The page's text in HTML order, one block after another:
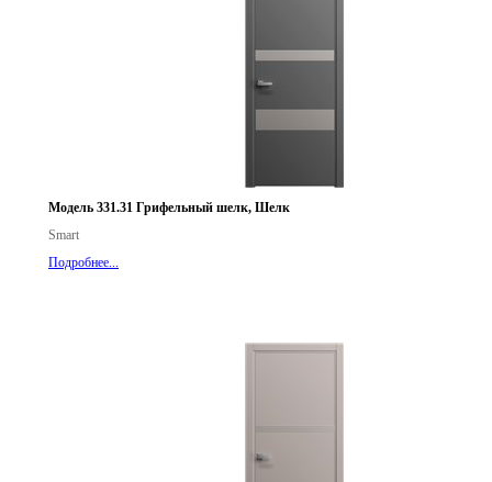
Модель 331.31 Грифельный шелк, Шелк
Smart
Подробнее...